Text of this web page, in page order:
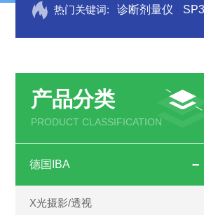
热门关键词: 诊断剂量仪
产品分类
PRODUCT CLASSIFICATION
德国IBA
X光摄影/透视